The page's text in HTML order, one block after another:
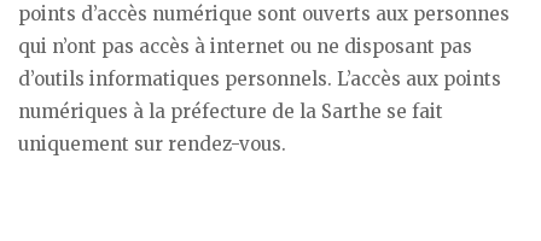
points d’accès numérique sont ouverts aux personnes
qui n’ont pas accès à internet ou ne disposant pas
d’outils informatiques personnels. L’accès aux points
numériques à la préfecture de la Sarthe se fait
uniquement sur rendez-vous.